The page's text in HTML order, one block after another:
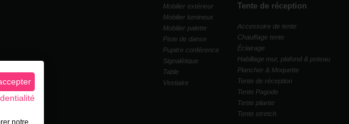
Mobilier extérieur
Mobilier lumineux
Mobilier palette
Piste de danse
Pupitre conférence
Signalétique
Table
Vestiaire
Tente de réception
Accessoire de tente
Chauffage tente
Éclairage
Habillage mur, plafond & poteau
Plancher & Moquette
Tente de réception
Tente Pagode
Tente pliante
Tente stretch
notre